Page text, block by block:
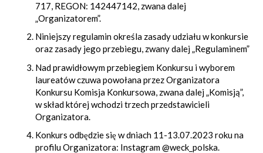
717, REGON: 142447142, zwana dalej
„Organizatorem”.
Niniejszy regulamin określa zasady udziału w konkursie
oraz zasady jego przebiegu, zwany dalej „Regulaminem”
Nad prawidłowym przebiegiem Konkursu i wyborem
laureatów czuwa powołana przez Organizatora
Konkursu Komisja Konkursowa, zwana dalej „Komisją”,
w skład której wchodzi trzech przedstawicieli
Organizatora.
Konkurs odbędzie się w dniach 11-13.07.2023 roku na
profilu Organizatora: Instagram @weck_polska.